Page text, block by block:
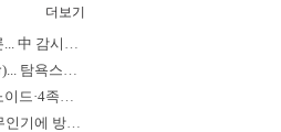
더보기
[이슈 TV] 美 민간 드론... 中 감시망 뚫고 군함 근접 촬영
[5] 숭후수명(崇侯受命)... 탐욕스러운 북백후, 정벌의 기치를 올.....
美 FCC, 중국산 휴머노이드·4족보행 로봇·전력 인버터 신규 수입 .....
軍, 한미 연합훈련 美무인기에 방공태세 발령... 왜?